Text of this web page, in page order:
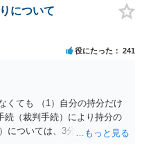
について
役にたった 241
くても （1）自分の持分だけ
続（裁判手続）により持分の
については、3分の1の持分だ